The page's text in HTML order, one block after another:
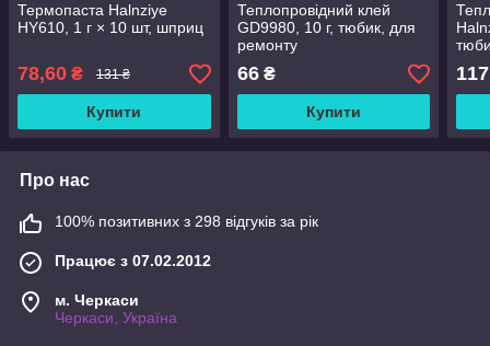
Термопаста Halnziye
HY610, 1 г × 10 шт, шприц
78,60 ₴ 131 ₴
Купити
Теплопровідний клей
GD9980, 10 г, тюбик, для
ремонту
66₴
Купити
117
Про нас
100% позитивних з 298 відгуків за рік
Працює з 07.02.2012
м. Черкаси
Черкаси, Україна